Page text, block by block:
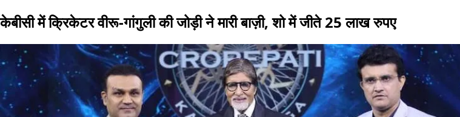
केबीसी में क्रिकेटर वीरू-गांगुली की जोड़ी ने मारी बाज़ी, शो में जीते 25 लाख रुपए